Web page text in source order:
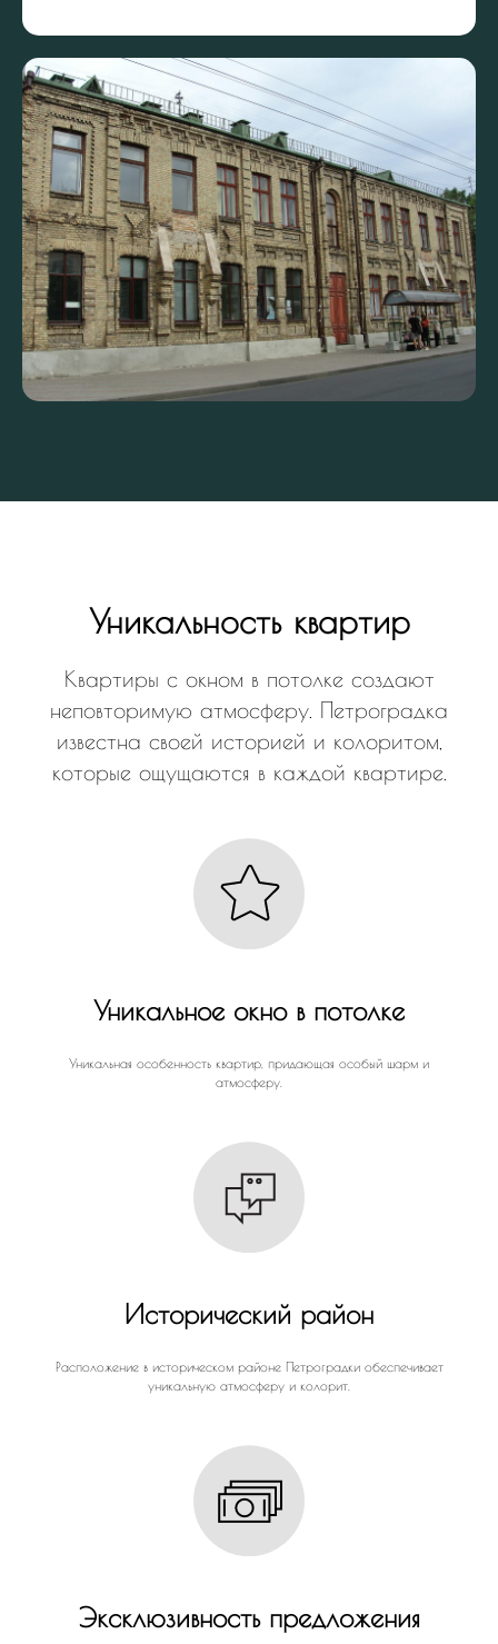
Уникальность квартир
Квартиры с окном в потолке создают
неповторимую атмосферу. Петроградка
известна своей историей и колоритом,
которые ощущаются в каждой квартире.
Уникальное окно в потолке
Уникальная особенность квартир, придающая особый шарм и
атмосферу.
Исторический район
Расположение в историческом районе Петроградки обеспечивает
уникальную атмосферу и колорит.
Эксклюзивность предложения